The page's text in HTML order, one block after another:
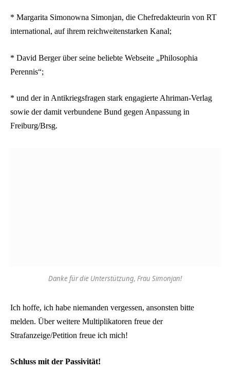
* Margarita Simonowna Simonjan, die Chefredakteurin von RT
international, auf ihrem reichweitenstarken Kanal;
* David Berger über seine beliebte Webseite „Philosophia
Perennis“;
* und der in Antikriegsfragen stark engagierte Ahriman-Verlag
sowie der damit verbundene Bund gegen Anpassung in
Freiburg/Brsg.
Danke für die Unterstützung, Frau Simonjan!
Ich hoffe, ich habe niemanden vergessen, ansonsten bitte
melden. Über weitere Multiplikatoren freue der
Strafanzeige/Petition freue ich mich!
Schluss mit der Passivität!